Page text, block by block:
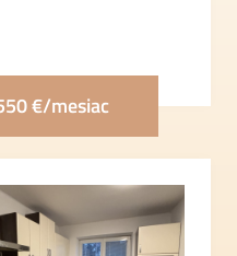
€/mesiac